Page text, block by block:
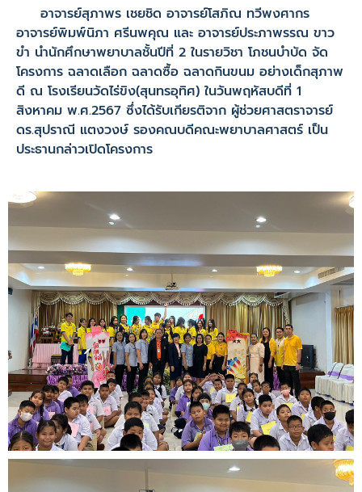
อาจารย์สุภาพร เชยชิด อาจารย์โสภิณ ทวีพงศากร
อาจารย์พิมพ์นิภา ศรีนพคุณ และ อาจารย์ประภาพรรณ ขาว
ขำ นำนักศึกษาพยาบาลชั้นปีที่ 2 ในรายวิชา โภชนบำบัด จัด
โครงการ ฉลาดเลือก ฉลาดซื้อ ฉลาดกินขนม อย่างเด็กสุภาพ
ดี ณ โรงเรียนวัดไร่ขิง(สุนทรอุทิศ) ในวันพฤหัสบดีที่ 1
สิงหาคม พ.ศ.2567 ซึ่งได้รับเกียรติจาก ผู้ช่วยศาสตราจารย์
ดร.สุปราณี แตงวงษ์ รองคณบดีคณะพยาบาลศาสตร์ เป็น
ประธานกล่าวเปิดโครงการ